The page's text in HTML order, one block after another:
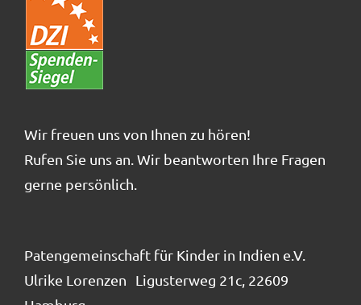
Wir freuen uns von Ihnen zu hören!
Rufen Sie uns an. Wir beantworten Ihre Fragen
gerne persönlich.
Patengemeinschaft für Kinder in Indien e.V.
Ulrike Lorenzen Ligusterweg 21c, 22609